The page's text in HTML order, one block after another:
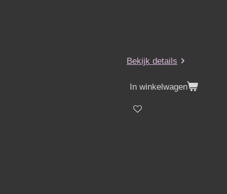
Bekijk details
In winkelwagen